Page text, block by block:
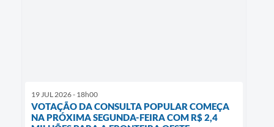
19 JUL 2026 - 18h00
VOTAÇÃO DA CONSULTA POPULAR COMEÇA
NA PRÓXIMA SEGUNDA-FEIRA COM R$ 2,4